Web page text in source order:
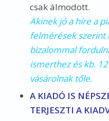
csak álmodott.
Akinek jó a híre a
felmérések szerint
bizalommal
ismerthez és kb.
vásárolnak tőle.
A KIADÓ IS
TERJESZTI A